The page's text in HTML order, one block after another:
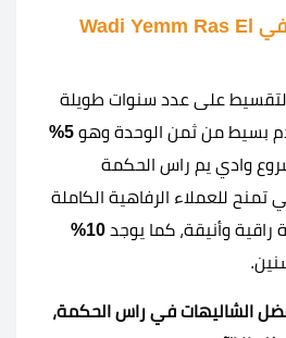
نظام التقسيط المرن في Wadi Yemm Ras El
على عدد سنوات طويلة
بسيط من ثمن الوحدة وهو 5%
وادي يم راس الحكمة
تمنح للعملاء الرفاهية الكاملة
وأنيقة، كما يوجد 10%
الشاليهات في راس الحكمة،